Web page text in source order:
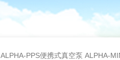
ALPHA-PPS便携式真空泵 ALPHA-